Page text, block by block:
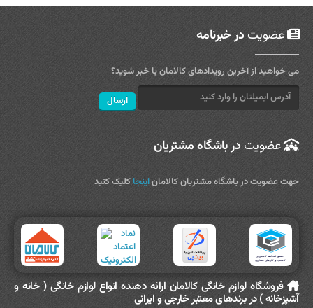
عضویتدر خبرنامه
می خواهید از آخرین رویدادهای کالامان با خبر شوید؟
عضویت در باشگاه مشتریان
جهت عضویت در باشگاه مشتریان کالاماناینجا کلیک کنید
فروشگاه لوازم خانگی کالامان ارائه دهنده انواع لوازم خانگی ( خانه و
آشپزخانه ) در برندهای معتبر خارجی و ایرانی